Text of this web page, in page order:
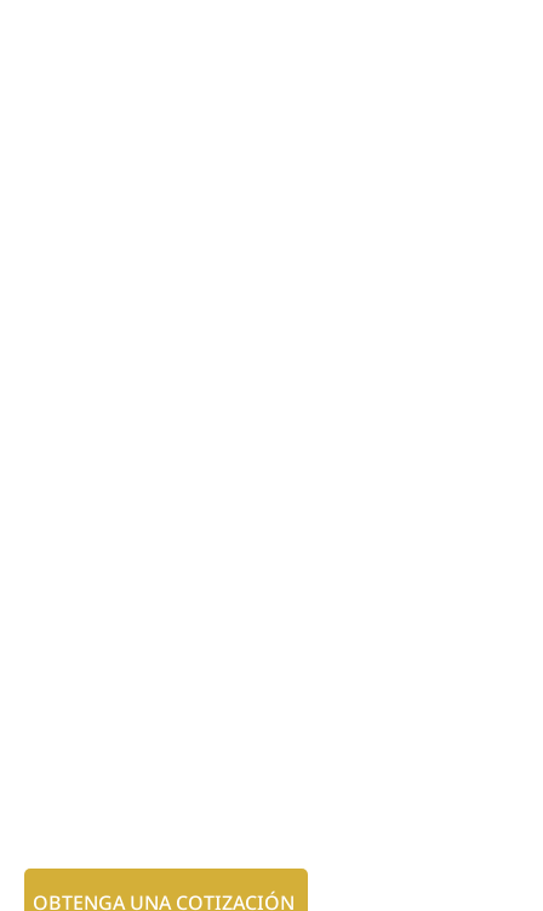
OBTENGA UNA COTIZACIÓN